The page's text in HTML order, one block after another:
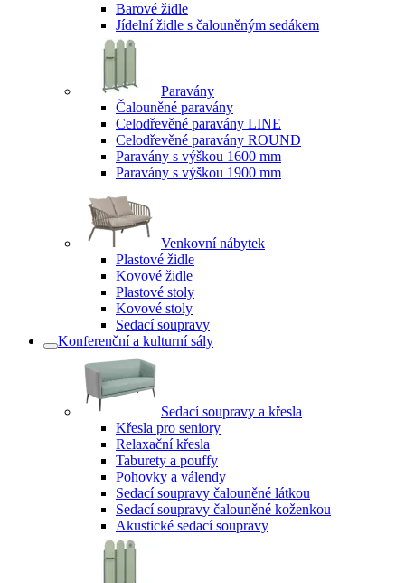
Barové židle
Jídelní židle s čalouněným sedákem
Paravány
Čalouněné paravány
Celodřevěné paravány LINE
Celodřevěné paravány ROUND
Paravány s výškou 1600 mm
Paravány s výškou 1900 mm
Venkovní nábytek
Plastové židle
Kovové židle
Plastové stoly
Kovové stoly
Sedací soupravy
Konferenční a kulturní sály
Sedací soupravy a křesla
Křesla pro seniory
Relaxační křesla
Taburety a pouffy
Pohovky a válendy
Sedací soupravy čalouněné látkou
Sedací soupravy čalouněné koženkou
Akustické sedací soupravy